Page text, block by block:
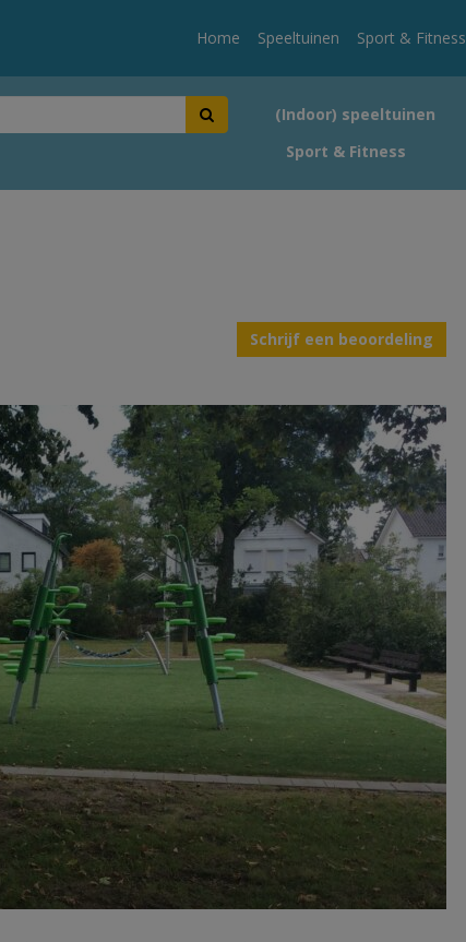
Home Speeltuinen Sport & Fitness
(Indoor) speeltuinen
Sport & Fitness
Schrijf een beoordeling